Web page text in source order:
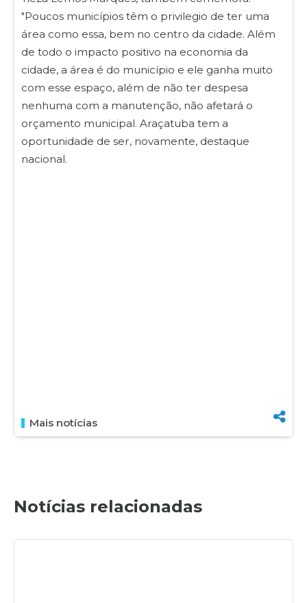
"Poucos municípios têm o privilegio de ter uma
área como essa, bem no centro da cidade. Além
de todo o impacto positivo na economia da
cidade, a área é do município e ele ganha muito
com esse espaço, além de não ter despesa
nenhuma com a manutenção, não afetará o
orçamento municipal. Araçatuba tem a
oportunidade de ser, novamente, destaque
nacional.
Mais notícias
Notícias relacionadas